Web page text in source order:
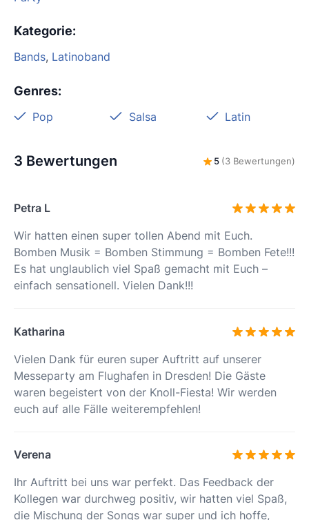
Kategorie:
Bands, Latinoband
Genres:
Pop Salsa Latin
3 Bewertungen 5 (3 Bewertungen)
Petra L
Wir hatten einen super tollen Abend mit Euch.
Bomben Musik = Bomben Stimmung = Bomben Fete!!!
Es hat unglaublich viel Spaß gemacht mit Euch –
einfach sensationell. Vielen Dank!!!
Katharina
Vielen Dank für euren super Auftritt auf unserer
Messeparty am Flughafen in Dresden! Die Gäste
waren begeistert von der Knoll-Fiesta! Wir werden
euch auf alle Fälle weiterempfehlen!
Verena
Ihr Auftritt bei uns war perfekt. Das Feedback der
Kollegen war durchweg positiv, wir hatten viel Spaß,
die Mischung der Songs war super und ich hoffe,